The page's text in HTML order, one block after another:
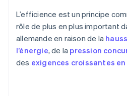
L’efficience est un principe
rôle de plus en plus important
allemande en raison de la
l’énergie, de la pression
des exigences croissantes